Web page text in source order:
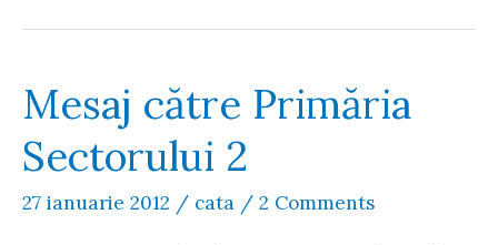
Mesaj către Primăria
Sectorului 2
27 ianuarie 2012 / cata / 2 Comments